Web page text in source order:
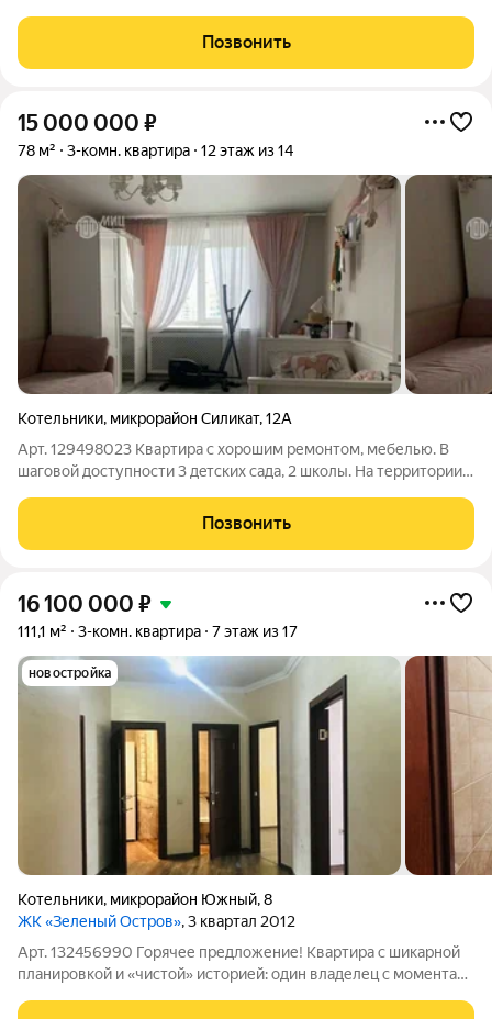
спальни, большая лоджия, - совмещенный туалет и ванная
комната. - Мебель остается
Позвонить
15 000 000 ₽
78 м² 3-комн. квартира 12 этаж из 14
Котельники, микрорайон Силикат,12А
Арт. 129498023 Квартира с xopoшим pемонтом, мебелью. В
шагoвoй дocтупнocти 3 дeтcких caда, 2 шкoлы. Hа терpитopии
дocтупнocти магазины пятёрочка, Дикси, магнит и др., так же
Мега Белая дача. До
Позвонить
16 100 000 ₽
111,1 м² 3-комн. квартира 7 этаж из 17
новостройка
Котельники, микрорайон Южный,8
ЖК «Зеленый Остров», 3 квартал 2012
Арт. 132456990 Горячее предложение! Квартира с шикарной
планировкой и «чистой» историей: один владелец с момента